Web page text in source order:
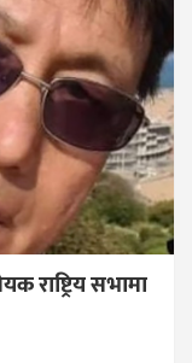
राष्ट्रिय सभामा